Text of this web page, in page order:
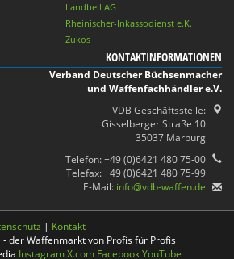
Landbell AG
Rheinischer-Inkassodienst e.K.
Zukos
KONTAKTINFORMATIONEN
Verband Deutscher Büchsenmacher
und Waffenfachhändler e.V.
VDB Geschäftsstelle:
Gisselberger Straße 10
35037 Marburg
Telefon: +49 (0)6421 480 75-00
Telefax: +49 (0)6421 480 75-99
E-Mail: info@vdb-waffen.de
| Kontakt
- der Waffenmarkt von Profis für Profis
InstagramX.com FacebookYouTube